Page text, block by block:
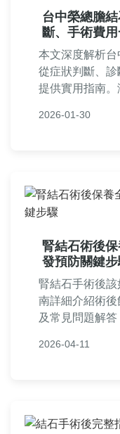
台中榮總膽
斷、手術費
本文深度解析台
從症狀判斷、診
提供實用指南
策。
2026-01-30
腎結石術後
發預防關鍵
腎結石手術後
南詳細介紹術
及常見問題解
恢復健康。
2026-04-11